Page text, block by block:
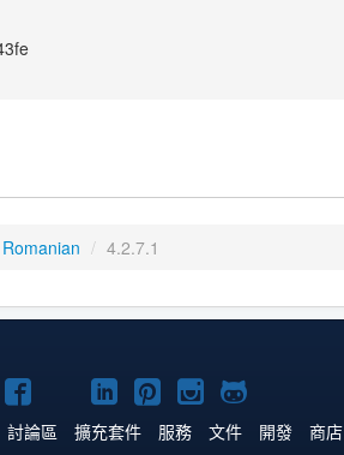
/ 4.2.7.1
Facebook
上
YouTube
上
Linkedln
上
Pinterest
上
Instagram
上
GitHub
上
討論區 擴充套件 服務 文件 開發 商店